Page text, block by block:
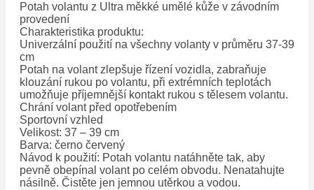
Potah volantu z Ultra měkké umělé kůže v závodním
provedení
Charakteristika produktu:
Univerzální použití na všechny volanty v průměru 37-39
cm
Potah na volant zlepšuje řízení vozidla, zabraňuje
klouzání rukou po volantu, při extrémních teplotách
umožňuje příjemnější kontakt rukou s tělesem volantu.
Chrání volant před opotřebením
Sportovní vzhled
Velikost: 37 – 39 cm
Barva: černo červený
Návod k použití: Potah volantu natáhněte tak, aby
pevně obepínal volant po celém obvodu. Nenatahujte
násilně. Čistěte jen jemnou utěrkou a vodou.